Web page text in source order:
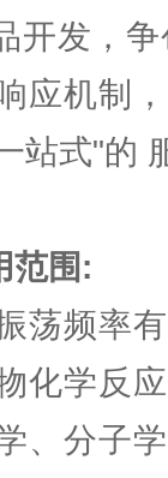
开发，
应机制
站式"的
范围:
荡频率
化学反
、分子